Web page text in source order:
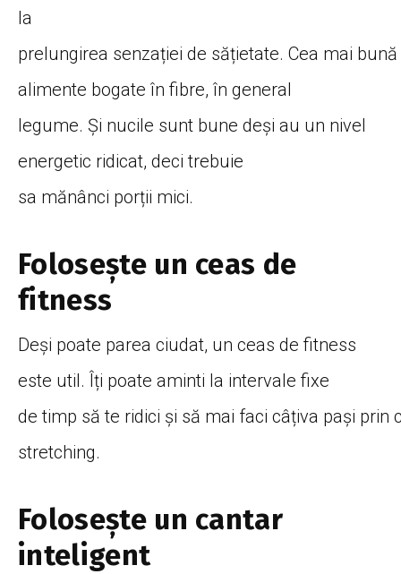
la
prelungirea senzației de sățietate. Cea mai bună
alimente bogate în fibre, în general
legume. Și nucile sunt bune deși au un nivel
energetic ridicat, deci trebuie
sa mănânci porții mici.
Foloseșteun ceas de
fitness
Deși poate parea ciudat, un ceas de fitness
este util. Îți poate aminti la intervale fixe
detimp să te ridici și să mai faci câțiva pași prin
stretching.
Folosește un cantar
inteligent